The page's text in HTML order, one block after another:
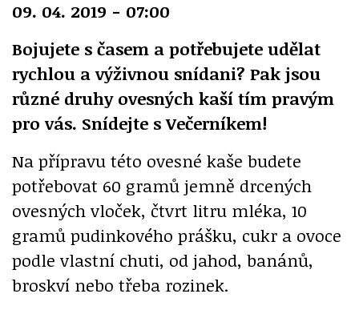
09. 04. 2019 - 07:00
Bojujete s časem a potřebujete udělat
rychlou a výživnou snídani? Pak jsou
různé druhy ovesných kaší tím pravým
pro vás. Snídejte s Večerníkem!
Na přípravu této ovesné kaše budete
potřebovat 60 gramů jemně drcených
ovesných vloček, čtvrt litru mléka, 10
gramů pudinkového prášku, cukr a ovoce
podle vlastní chuti, od jahod, banánů,
broskví nebo třeba rozinek.